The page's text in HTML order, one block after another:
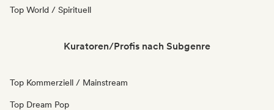
Top World / Spirituell
Kuratoren/Profis nach Subgenre
Top Kommerziell / Mainstream
Top Dream Pop